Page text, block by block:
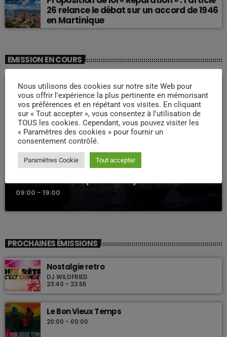
26 relance le débat sur un accord de 1946
en Martinique
EMISSION EN COURS
WEEK -END COMPAS
09:00 - 19:00
PROCHAINES ÉMISSIONS
Nostalgie retro
DJ WILDFRIED
23:40 - 23:55
Le Bon Vieux Temps
20:00 - 00:00
Nous utilisons des cookies sur notre site Web pour
vous offrir l'expérience la plus pertinente en mémorisant
vos préférences et en répétant vos visites. En cliquant
sur « Tout accepter », vous consentez à l'utilisation de
TOUS les cookies. Cependant, vous pouvez visiter les
« Paramètres des cookies » pour fournir un
consentement contrôlé.
Paramètres Cookie Tout accepter